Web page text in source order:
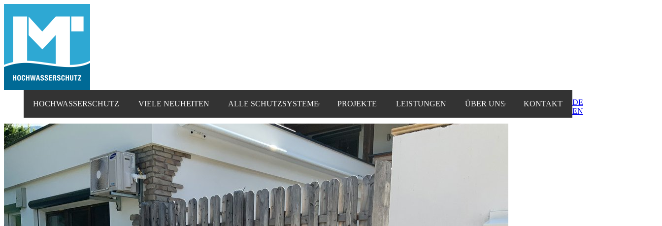
HOCHWASSERSCHUTZ VIELE NEUHEITEN ALLE SCHUTZSYSTEME
▼ PROJEKTE LEISTUNGEN ÜBER UNS
▼ KONTAKT
DE
EN